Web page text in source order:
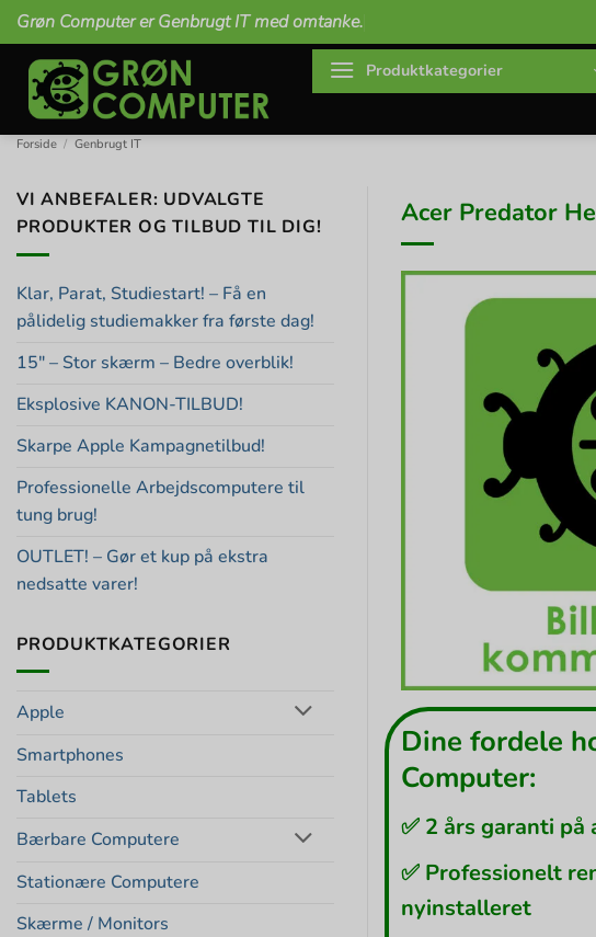
Fortsæt
til
indhold
Grøn Computer er Genbrugt IT med omtanke.
Produktkategorier
Forside / Genbrugt IT
VI ANBEFALER: UDVALGTE
PRODUKTER OG TILBUD TIL DIG!
Klar, Parat, Studiestart! – Få en
pålidelig studiemakker fra første dag!
15″ – Stor skærm – Bedre overblik!
Eksplosive KANON-TILBUD!
Skarpe Apple Kampagnetilbud!
Professionelle Arbejdscomputere til
tung brug!
OUTLET! – Gør et kup på ekstra
nedsatte varer!
PRODUKTKATEGORIER
Apple
Smartphones
Tablets
Bærbare Computere
Stationære Computere
Skærme / Monitors
Acer Predator
Dine fordele
Computer:
✅ 2 års garanti
✅ Professionelt
nyinstalleret